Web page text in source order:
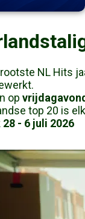
NL Hits
op
top 20 is
- 6 juli 2026